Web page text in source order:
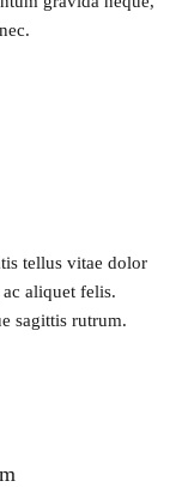
tellus vitae dolor
aliquet felis.
sagittis rutrum.